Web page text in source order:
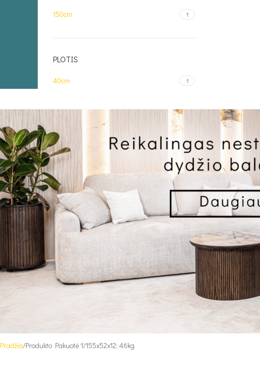
150cm 1
PLOTIS
40cm 1
Pradžia Produkto Pakuotė 1 155x52x12; 46kg